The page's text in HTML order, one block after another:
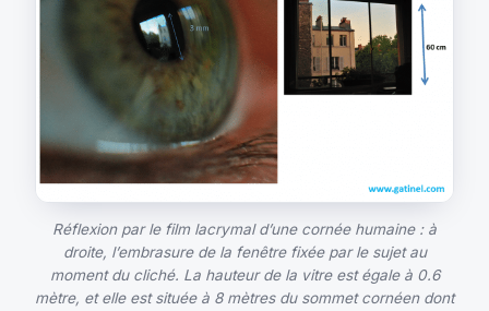
Réflexion par le film lacrymal d’une cornée humaine : à
droite, l’embrasure de la fenêtre fixée par le sujet au
moment du cliché. La hauteur de la vitre est égale à 0.6
mètre, et elle est située à 8 mètres du sommet cornéen dont